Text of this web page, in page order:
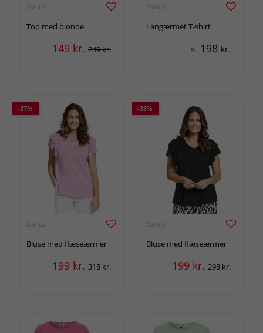
ÅSHILD
Top med blonde
149 kr. 249 kr.
ÅSHILD
Langærmet T-shirt
Fr. 198 kr.
-37%
ÅSHILD
Bluse med flæseærmer
199 kr. 318 kr.
-33%
ÅSHILD
Bluse med flæseærmer
199 kr. 298 kr.